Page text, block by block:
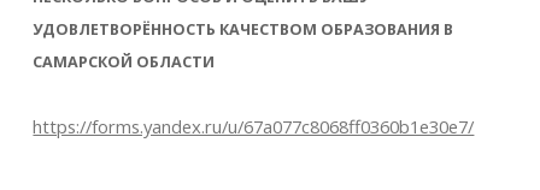
УДОВЛЕТВОРЁННОСТЬ КАЧЕСТВОМ ОБРАЗОВАНИЯ В
САМАРСКОЙ ОБЛАСТИ
https://forms.yandex.ru/u/67a077c8068ff0360b1e30e7/